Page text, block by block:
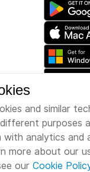
and similar
purposes
analytics and
more about our
our Cookie